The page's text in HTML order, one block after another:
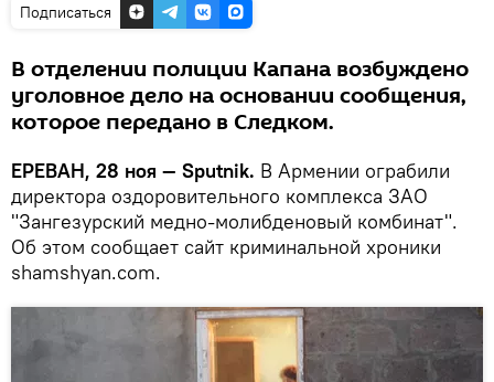
Подписаться
В отделении полиции Капана возбуждено
уголовное дело на основании сообщения,
которое передано в Следком.
ЕРЕВАН, 28 ноя — Sputnik. В Армении ограбили
директора оздоровительного комплекса ЗАО
"Зангезурский медно-молибденовый комбинат".
Об этом сообщает сайт криминальной хроники
shamshyan.com.